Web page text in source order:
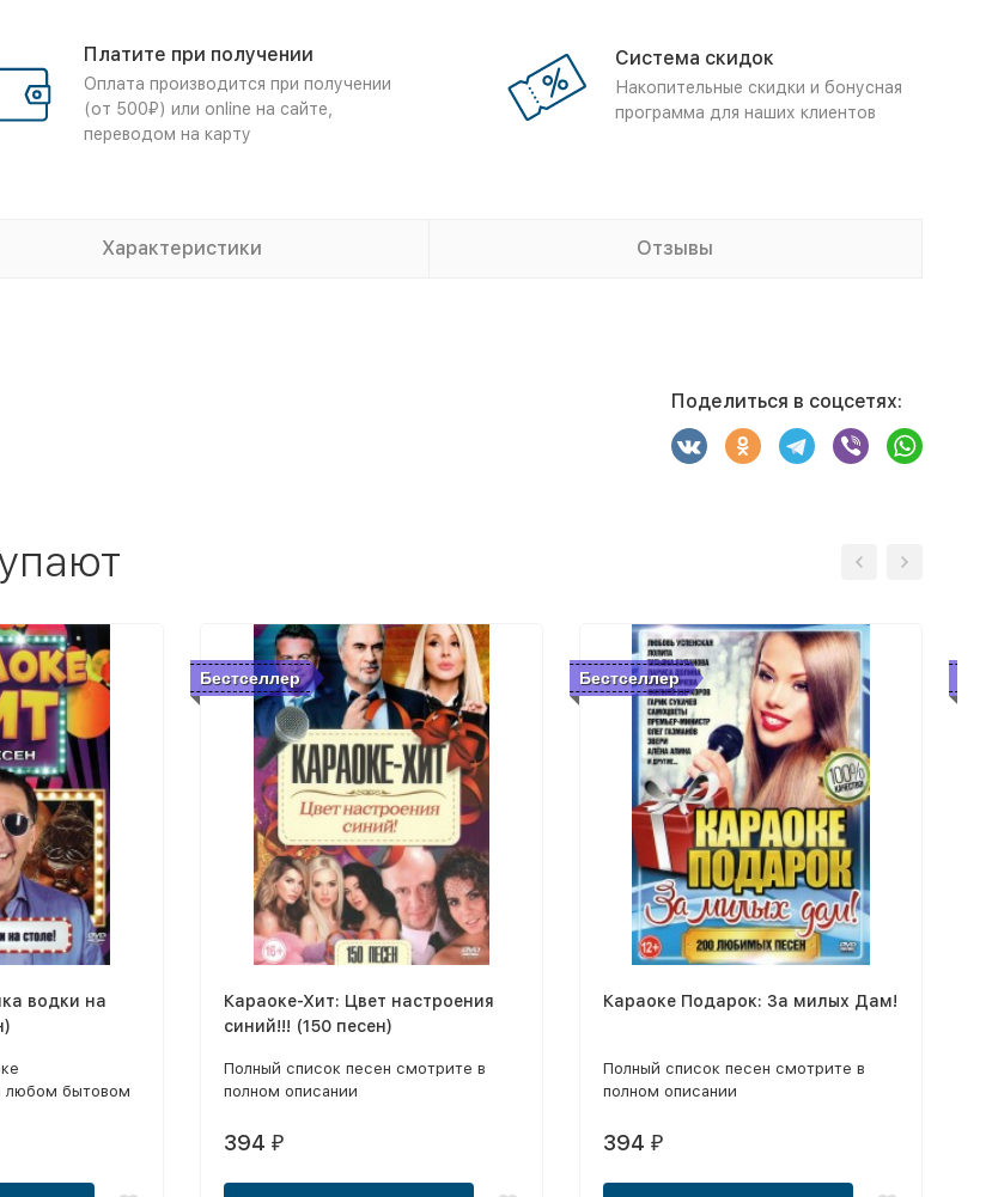
Платите при получении
Оплата производится при получении
(от 500₽) или online на сайте,
переводом на карту
Система скидок
Накопительные скидки и бонусная
программа для наших клиентов
Характеристики Отзывы
Поделиться в соцсетях:
водки на
любом бытовом
Бестселлер
Караоке-Хит: Цвет настроения
синий!!! (150 песен)
Полный список песен смотрите в
полном описании
394 ₽
Бестселлер
Караоке Подарок: За милых Дам!
Полный список песен смотрите в
полном описании
394 ₽